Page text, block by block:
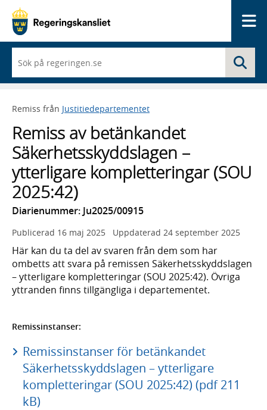
du
börjar
skriva
framträder
lista
med
sökförslag
Remiss från Justitiedepartementet
Remiss av betänkandet
Säkerhetsskyddslagen –
ytterligare kompletteringar (SOU
2025:42)
Diarienummer: Ju2025/00915
Publicerad 16 maj 2025 Uppdaterad 24 september 2025
Här kan du ta del av svaren från dem som har
ombetts att svara på remissen Säkerhetsskyddslagen
– ytterligare kompletteringar (SOU 2025:42). Övriga
yttranden finns tillgängliga i departementet.
Remissinstanser:
Remissinstanser för betänkandet
Säkerhetsskyddslagen – ytterligare
kompletteringar (SOU 2025:42) (pdf 211
kB)